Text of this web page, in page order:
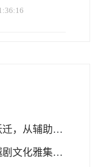
软件工程基础设施
雅集在杭举行